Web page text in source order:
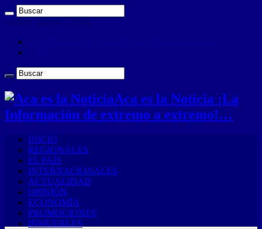
viernes , agosto 7 2026
Aca es la Noticia ¡La
Información de extremo a extremo!…
INICIO
REGIONALES
EL PAÍS
INTERNACIONALES
ACTUALIDAD
OPINIÓN
ECONOMÍA
PROMOCIONES
INMUEBLES